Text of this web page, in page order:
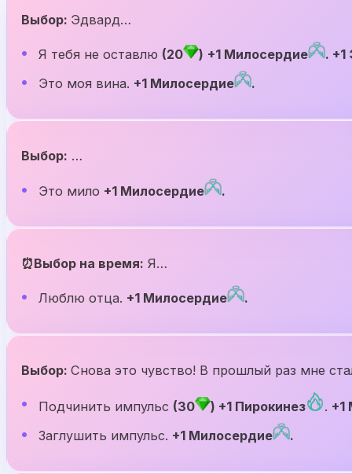
Выбор: Эдвард…
Я тебя не оставлю (20 ) +1 Милосердие
. +1
Это моя вина. +1 Милосердие .
Выбор: …
Это мило +1 Милосердие .
⏰Выбор на время: Я…
Люблю отца. +1 Милосердие .
Выбор: Снова это чувство! В прошлый раз мне
Подчинить импульс (30 ) +1 Пирокинез . +1
Заглушить импульс. +1 Милосердие .